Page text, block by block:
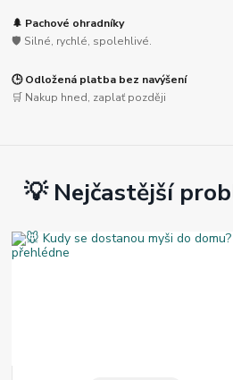
🌲 Pachové ohradníky
🛡️ Silné, rychlé, spolehlivé.
🕒 Odložená platba bez navýšení
🛒 Nakup hned, zaplať později
💡 Nejčastější